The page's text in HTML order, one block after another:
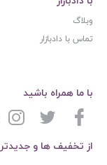
وبلاگ
تماس با دادبازار
از تخفیف ها و
با ما همراه باشید